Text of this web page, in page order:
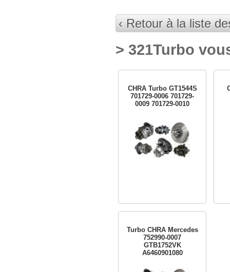
‹ Retour à la liste
> 321Turbo
CHRA Turbo GT1544S
701729-0006 701729-
0009 701729-0010
Turbo CHRA Mercedes
752990-0007
GTB1752VK
A6460901080